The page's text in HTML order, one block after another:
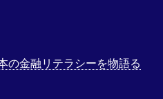
の金融リテラシーを物語る